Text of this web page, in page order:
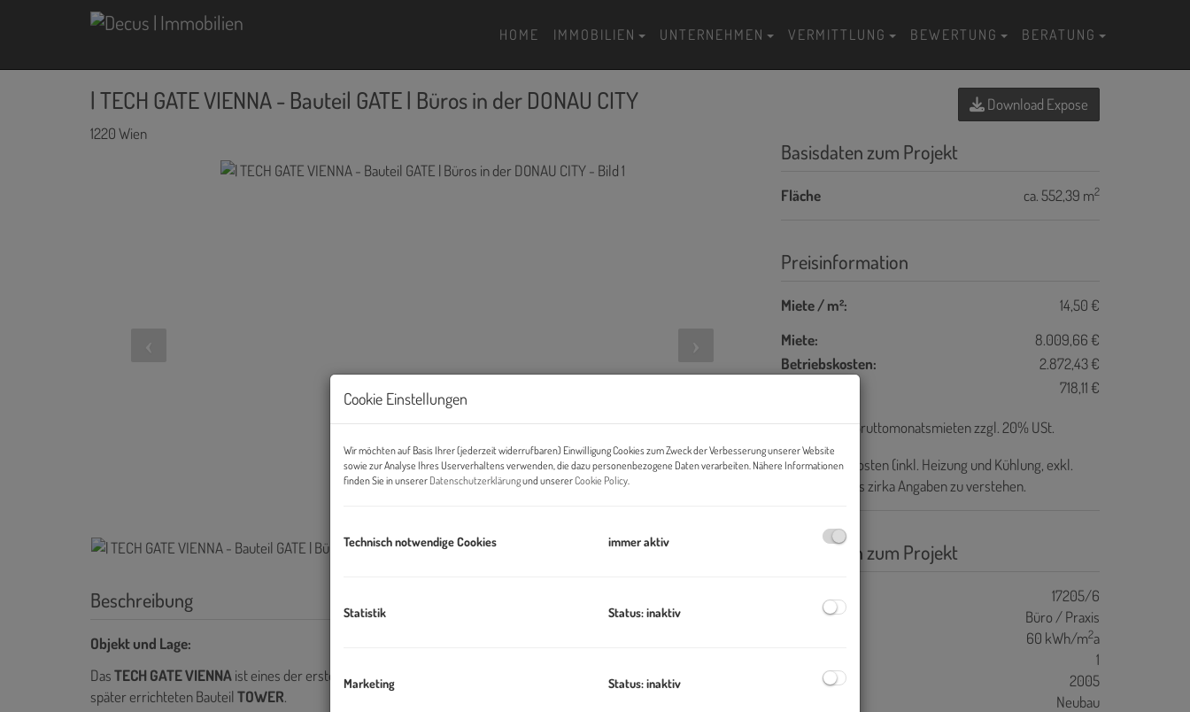
HOME IMMOBILIEN UNTERNEHMEN VERMITTLUNG BEWERTUNG BERATUNG
| TECH GATE VIENNA - Bauteil GATE | Büros in der DONAU CITY
1220 Wien
Beschreibung
Objekt und Lage:
DasTECH GATE VIENNAist eines der ersten Gebäude und besteht aus dem BauteilGATE
später errichteten BauteilTOWER.
Download Expose
Basisdaten zum Projekt
Fläche ca. 552,39 m2
Preisinformation
Miete / m²:
14,50 €
Miete:
8.009,66 €
Betriebskosten:
2.872,43 €
718,11 €
Provision:3 Bruttomonatsmieten zzgl. 20% USt.
Die Betriebskosten (inkl. Heizung und Kühlung, exkl.
Strom) sind als zirka Angaben zu verstehen.
Basisdaten zum Projekt
Projektnr.
17205/6
Objektart
Büro / Praxis
60 kWh/m2a
1
Baujahr
2005
Neubau
Cookie Einstellungen
Wir möchten auf Basis Ihrer (jederzeit widerrufbaren) Einwilligung Cookies zum Zweck der Verbesserung unserer Website
sowie zur Analyse Ihres Userverhaltens verwenden, die dazu personenbezogene Daten verarbeiten. Nähere Informationen
finden Sie in unserer Datenschutzerklärungund unsererCookie Policy.
Technisch notwendige Cookies immer aktiv
Statistik Status: inaktiv
Marketing Status: inaktiv